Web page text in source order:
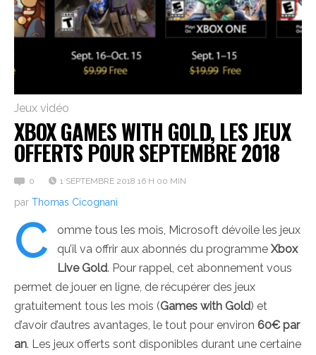
Jeux vidéo
XBOX GAMES WITH GOLD, LES JEUX
OFFERTS POUR SEPTEMBRE 2018
0 1 SEPTEMBRE 2018 16 H 00 MIN
par Thomas Cicognani
C
omme tous les mois, Microsoft dévoile les jeux
qu’il va offrir aux abonnés du programme Xbox
Live Gold. Pour rappel, cet abonnement vous
permet de jouer en ligne, de récupérer des jeux
gratuitement tous les mois (Games with Gold) et
d’avoir d’autres avantages, le tout pour environ 60€ par
an. Les jeux offerts sont disponibles durant une certaine